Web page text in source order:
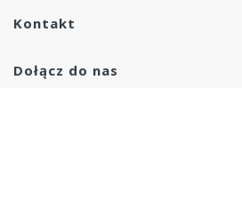
Kontakt
Dołącz do nas